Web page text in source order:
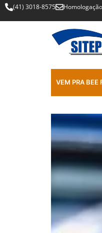
(41) 3018-8575 Homologação
VEM PRA BEE